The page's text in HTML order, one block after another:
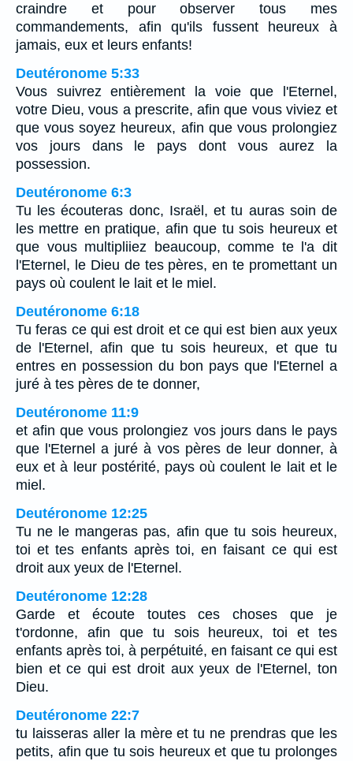
craindre et pour observer tous mes
commandements, afin qu'ils fussent heureux à
jamais, eux et leurs enfants!
Deutéronome 5:33
Vous suivrez entièrement la voie que l'Eternel,
votre Dieu, vous a prescrite, afin que vous viviez et
que vous soyez heureux, afin que vous prolongiez
vos jours dans le pays dont vous aurez la
possession.
Deutéronome 6:3
Tu les écouteras donc, Israël, et tu auras soin de
les mettre en pratique, afin que tu sois heureux et
que vous multipliiez beaucoup, comme te l'a dit
l'Eternel, le Dieu de tes pères, en te promettant un
pays où coulent le lait et le miel.
Deutéronome 6:18
Tu feras ce qui est droit et ce qui est bien aux yeux
de l'Eternel, afin que tu sois heureux, et que tu
entres en possession du bon pays que l'Eternel a
juré à tes pères de te donner,
Deutéronome 11:9
et afin que vous prolongiez vos jours dans le pays
que l'Eternel a juré à vos pères de leur donner, à
eux et à leur postérité, pays où coulent le lait et le
miel.
Deutéronome 12:25
Tu ne le mangeras pas, afin que tu sois heureux,
toi et tes enfants après toi, en faisant ce qui est
droit aux yeux de l'Eternel.
Deutéronome 12:28
Garde et écoute toutes ces choses que je
t'ordonne, afin que tu sois heureux, toi et tes
enfants après toi, à perpétuité, en faisant ce qui est
bien et ce qui est droit aux yeux de l'Eternel, ton
Dieu.
Deutéronome 22:7
tu laisseras aller la mère et tu ne prendras que les
petits, afin que tu sois heureux et que tu prolonges